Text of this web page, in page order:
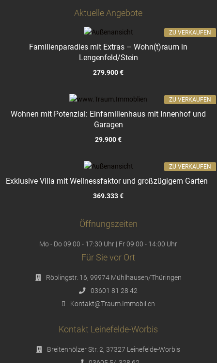
Aktuelle Angebote
Familienparadies mit Extras – Wohn(t)raum in
Lengenfeld/Stein
279.900 €
ZU VERKAUFEN
Wohnen mit Potenzial: Einfamilienhaus mit Innenhof und
Garagen
29.900 €
ZU VERKAUFEN
Exklusive Villa mit Wellnessfaktor und großzügigem Garten
369.333 €
ZU VERKAUFEN
Öffnungszeiten
Mo - Do 09:00 - 17:30 Uhr | Fr 09:00 - 14:00 Uhr
Für Sie vor Ort
Röblingstr. 16, 99974 Mühlhausen/Thüringen
03601 81 28 42
Kontakt@Traum.Immobilien
Kontakt Leinefelde-Worbis
Breitenhölzer Str. 2, 37327 Leinefelde-Worbis